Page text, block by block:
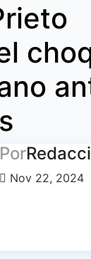
Por
Nov 22, 2024